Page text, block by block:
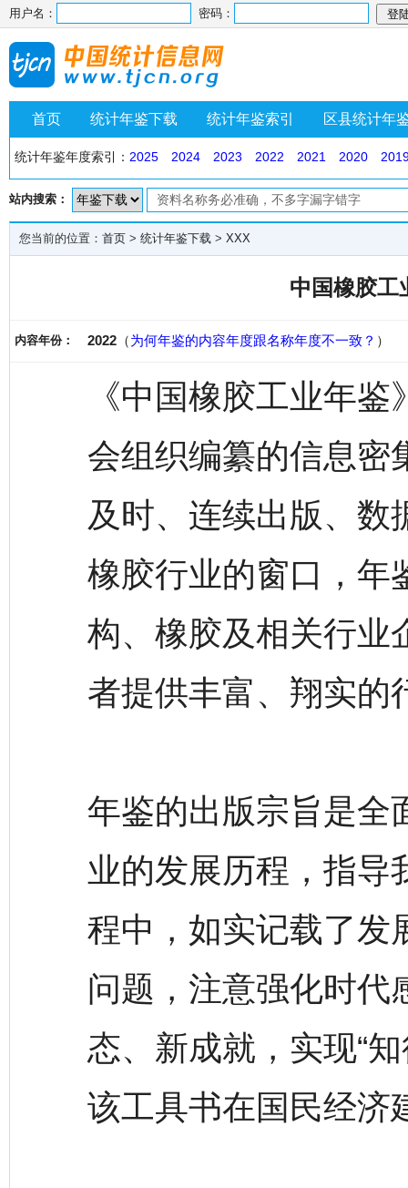
用户名： 密码：
首页 统计年鉴下载 统计年鉴索引 区县统计年
统计年鉴年度索引： 2025 2024 2023 2022 2021 2020
站内搜索：
您当前的位置： 首页 > 统计年鉴下载 > XXX
中国橡胶工
内容年份： 2022 （为何年鉴的内容年度跟名称年度不一致？ ）
《中国橡胶工业年
会组织编纂的信息密
及时、连续出版、数
橡胶行业的窗口，年
构、橡胶及相关行业
者提供丰富、翔实的
年鉴的出版宗旨是全
业的发展历程，指导
程中，如实记载了发
问题，注意强化时代
态、新成就，实现“
该工具书在国民经济